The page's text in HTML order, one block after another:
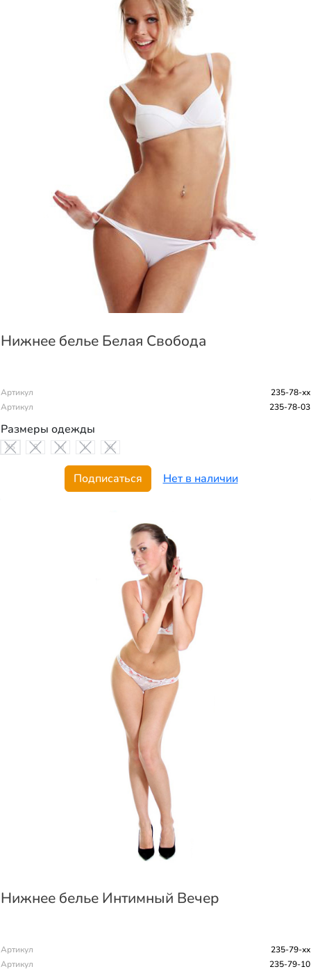
Нижнее белье Белая Свобода
Артикул
235-78-хх
Артикул
235-78-03
Размеры одежды
XS S M L XL
Подписаться Нет в наличии
Нижнее белье Интимный Вечер
Артикул
235-79-хх
Артикул
235-79-10